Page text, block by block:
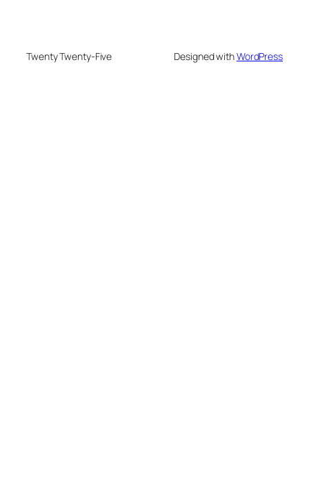
Twenty Twenty-Five Designed withWordPress